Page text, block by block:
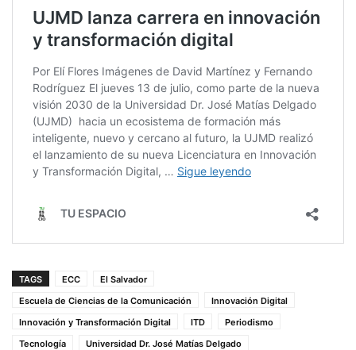
TAGS ECC
El Salvador
Escuela de Ciencias de la Comunicación
Innovación Digital
Innovación y Transformación Digital
ITD
Periodismo
Tecnología
Universidad Dr. José Matías Delgado